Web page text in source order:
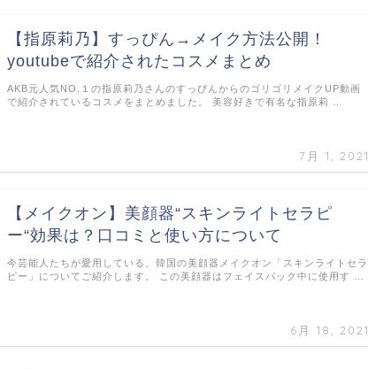
【指原莉乃】すっぴん→メイク方法公開！
youtubeで紹介されたコスメまとめ
7月 1, 2021
AKB元人気NO.１の指原莉乃さんのすっぴんからのゴリゴリメイクUP動画
で紹介されているコスメをまとめました。 美容好きで有名な指原莉 …
【メイクオン】美顔器“スキンライトセラピ
ー“効果は？口コミと使い方について
6月 18, 2021
今芸能人たちが愛用している、韓国の美顔器メイクオン「スキンライトセラ
ピー」についてご紹介します。 この美顔器はフェイスパック中に使用す …